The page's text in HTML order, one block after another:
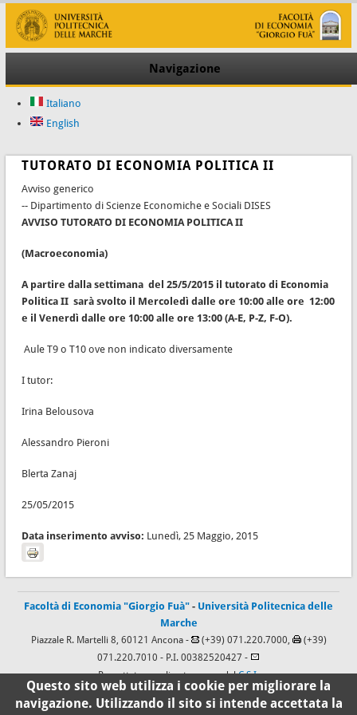
Navigazione
Italiano
English
TUTORATO DI ECONOMIA POLITICA II
Avviso generico
-- Dipartimento di Scienze Economiche e Sociali DISES
AVVISO TUTORATO DI ECONOMIA POLITICA II
(Macroeconomia)
A partire dalla settimana del 25/5/2015 il tutorato di Economia
Politica II sarà svolto il Mercoledì dalle ore 10:00 alle ore 12:00
e il Venerdì dalle ore 10:00 alle ore 13:00 (A-E, P-Z, F-O).
Aule T9 o T10 ove non indicato diversamente
I tutor:
Irina Belousova
Alessandro Pieroni
Blerta Zanaj
25/05/2015
Data inserimento avviso: Lunedì, 25 Maggio, 2015
Facoltà di Economia "Giorgio Fuà" - Università Politecnica delle
Marche
Piazzale R. Martelli 8, 60121 Ancona - (+39) 071.220.7000,
(+39)
071.220.7010 - P.I. 00382520427 -
Progettato e realizzato a cura delC.S.I.
Questo sito web utilizza i cookie per migliorare la
navigazione. Utilizzando il sito si intende accettata la